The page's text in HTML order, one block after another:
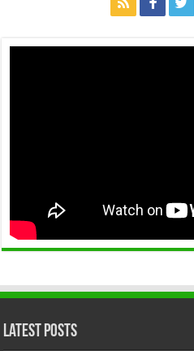
Latest Posts